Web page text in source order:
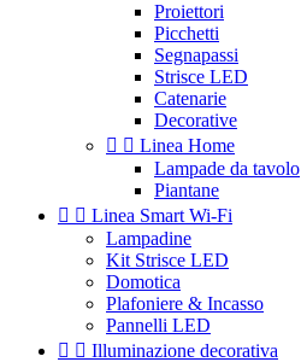
Proiettori
Picchetti
Segnapassi
Strisce LED
Catenarie
Decorative
  Linea Home
Lampade da tavolo
Piantane
  Linea Smart Wi-Fi
Lampadine
Kit Strisce LED
Domotica
Plafoniere & Incasso
Pannelli LED
  Illuminazione decorativa